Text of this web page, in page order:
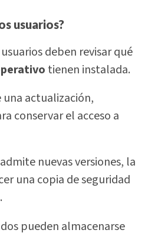
usuarios?
deben revisar qué
tienen instalada.
actualización,
conservar el acceso a
nuevas versiones, la
una copia de seguridad
pueden almacenarse